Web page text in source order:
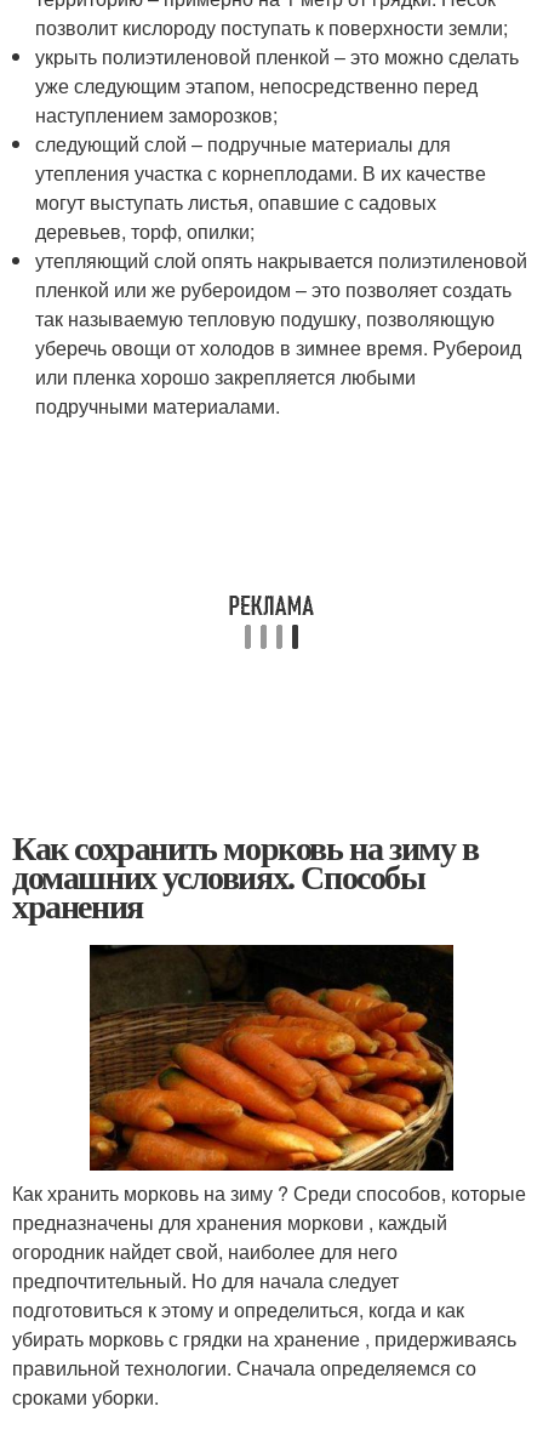
позволит кислороду поступать к поверхности земли;
укрыть полиэтиленовой пленкой – это можно сделать
уже следующим этапом, непосредственно перед
наступлением заморозков;
следующий слой – подручные материалы для
утепления участка с корнеплодами. В их качестве
могут выступать листья, опавшие с садовых
деревьев, торф, опилки;
утепляющий слой опять накрывается полиэтиленовой
пленкой или же рубероидом – это позволяет создать
так называемую тепловую подушку, позволяющую
уберечь овощи от холодов в зимнее время. Рубероид
или пленка хорошо закрепляется любыми
подручными материалами.
Как сохранить морковь на зиму в
домашних условиях. Способы
хранения
Как хранить морковь на зиму ? Среди способов, которые
предназначены для хранения моркови , каждый
огородник найдет свой, наиболее для него
предпочтительный. Но для начала следует
подготовиться к этому и определиться, когда и как
убирать морковь с грядки на хранение , придерживаясь
правильной технологии. Сначала определяемся со
сроками уборки.